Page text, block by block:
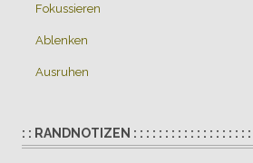
Fokussieren
Ablenken
Ausruhen
: : RANDNOTIZEN : : : : : : : : : : : : : : : : : : :